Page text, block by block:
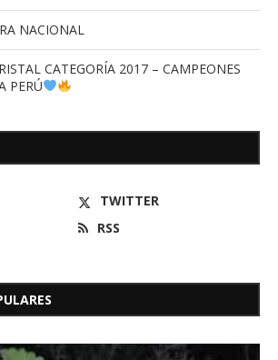
NACIONAL
CATEGORÍA 2017 – CAMPEONES
PERÚ
TWITTER
RSS